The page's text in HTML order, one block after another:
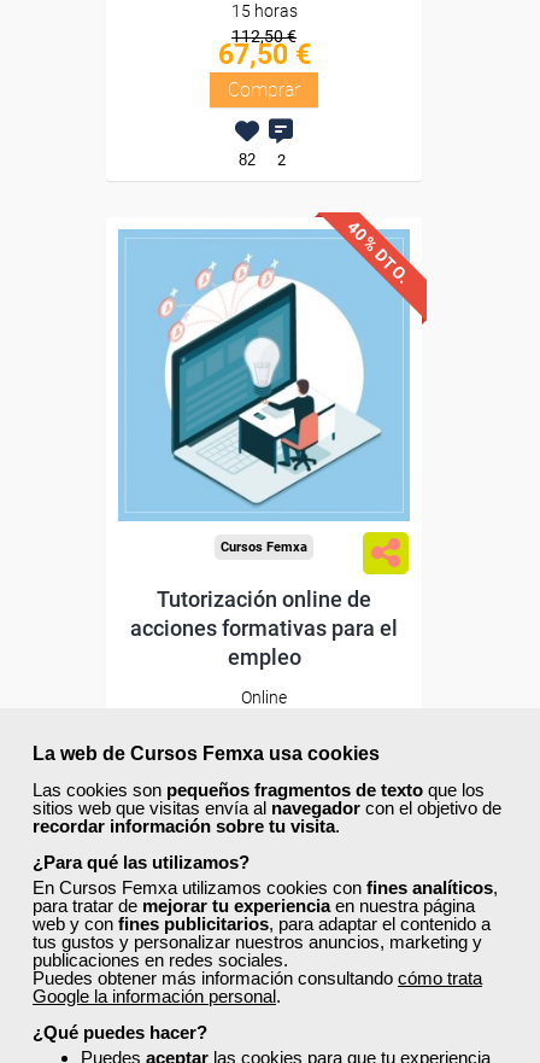
La web de Cursos Femxa usa cookies
Las cookies son pequeños fragmentos de texto que los
sitios web que visitas envía al navegador con el objetivo de
recordar información sobre tu visita.
¿Para qué las utilizamos?
En Cursos Femxa utilizamos cookies con fines analíticos,
para tratar de mejorar tu experienciaen nuestra página
web y con fines publicitarios, para adaptar el contenido a
tus gustos y personalizar nuestros anuncios, marketing y
publicaciones en redes sociales.
Puedes obtener más información consultando cómo trata
Google la información personal.
¿Qué puedes hacer?
Puedes aceptar las cookies para que tu experiencia
15 horas
112,50 €
67,50 €
Comprar
82 2
Descuentos especiales
Sin requisitos de acceso
Diploma
Compra segura
40% DTO.
Cursos Femxa
Tutorización online de
acciones formativas para el
empleo
Online
195,00 €
117,00 €
Comprar
20
Descuentos especiales